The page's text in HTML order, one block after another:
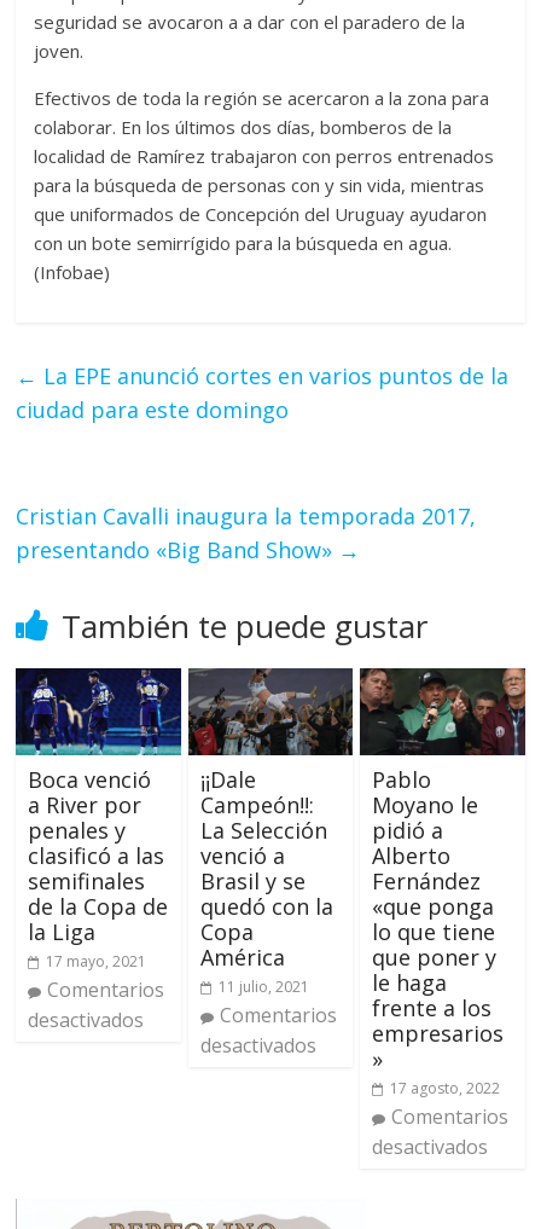
seguridad se avocaron a a dar con el paradero de la
joven.
Efectivos de toda la región se acercaron a la zona para
colaborar. En los últimos dos días, bomberos de la
localidad de Ramírez trabajaron con perros entrenados
para la búsqueda de personas con y sin vida, mientras
que uniformados de Concepción del Uruguay ayudaron
con un bote semirrígido para la búsqueda en agua.
(Infobae)
← La EPE anunció cortes en varios puntos de la
ciudad para este domingo
Cristian Cavalli inaugura la temporada 2017,
presentando «Big Band Show» →
También te puede gustar
Boca venció
a River por
penales y
clasificó a las
semifinales
de la Copa de
la Liga
17 mayo, 2021
Comentarios
desactivados
¡¡Dale
Campeón!!:
La Selección
venció a
Brasil y se
quedó con la
Copa
América
11 julio, 2021
Comentarios
desactivados
Pablo
Moyano le
pidió a
Alberto
Fernández
«que ponga
lo que tiene
que poner y
le haga
frente a los
empresarios
»
17 agosto, 2022
Comentarios
desactivados